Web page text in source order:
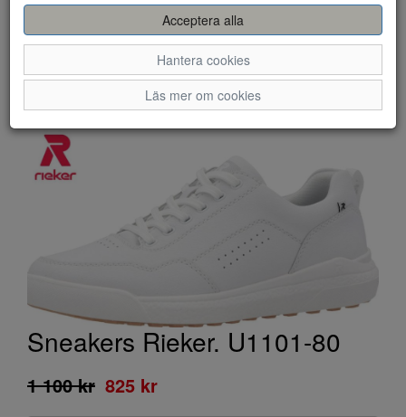
Sneakers Rieker. U1101-80
1 100 kr 825 kr
Acceptera alla
Hantera cookies
Läs mer om cookies